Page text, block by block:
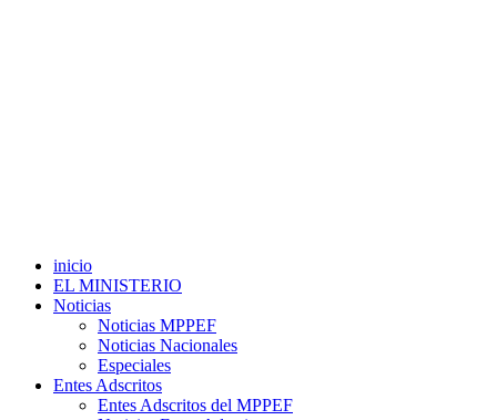
inicio
EL MINISTERIO
Noticias
Noticias MPPEF
Noticias Nacionales
Especiales
Entes Adscritos
Entes Adscritos del MPPEF